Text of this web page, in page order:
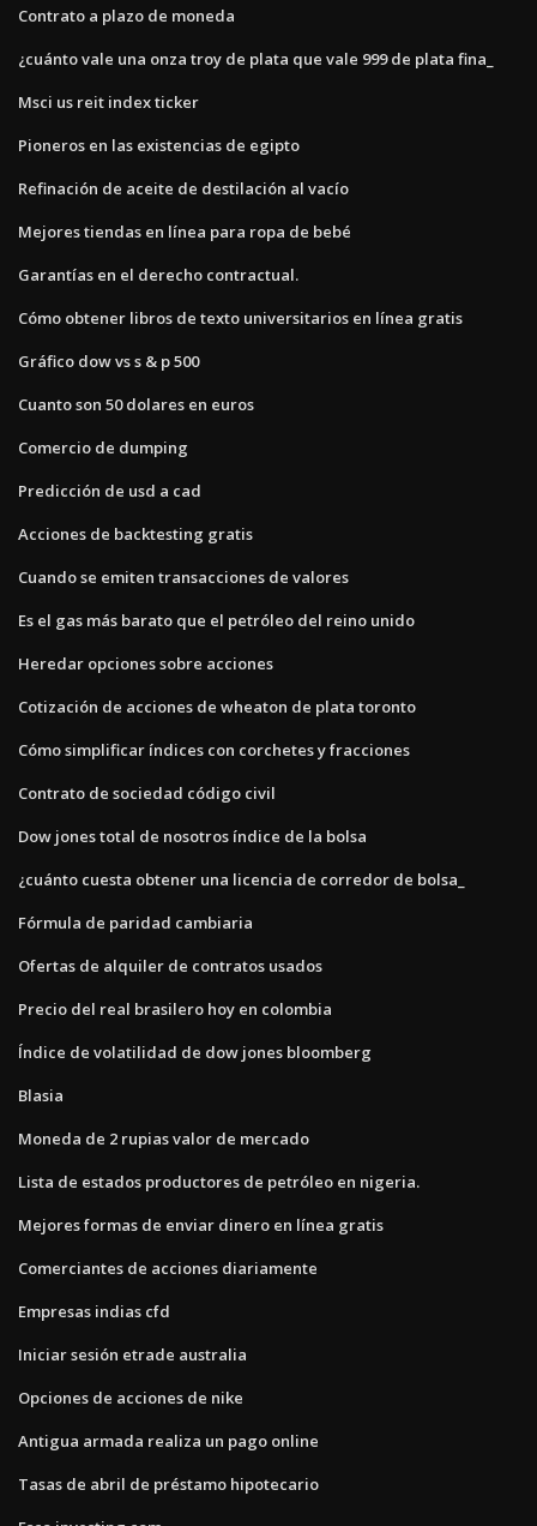
Contrato a plazo de moneda
¿cuánto vale una onza troy de plata que vale 999 de plata fina_
Msci us reit index ticker
Pioneros en las existencias de egipto
Refinación de aceite de destilación al vacío
Mejores tiendas en línea para ropa de bebé
Garantías en el derecho contractual.
Cómo obtener libros de texto universitarios en línea gratis
Gráfico dow vs s & p 500
Cuanto son 50 dolares en euros
Comercio de dumping
Predicción de usd a cad
Acciones de backtesting gratis
Cuando se emiten transacciones de valores
Es el gas más barato que el petróleo del reino unido
Heredar opciones sobre acciones
Cotización de acciones de wheaton de plata toronto
Cómo simplificar índices con corchetes y fracciones
Contrato de sociedad código civil
Dow jones total de nosotros índice de la bolsa
¿cuánto cuesta obtener una licencia de corredor de bolsa_
Fórmula de paridad cambiaria
Ofertas de alquiler de contratos usados
Precio del real brasilero hoy en colombia
Índice de volatilidad de dow jones bloomberg
Blasia
Moneda de 2 rupias valor de mercado
Lista de estados productores de petróleo en nigeria.
Mejores formas de enviar dinero en línea gratis
Comerciantes de acciones diariamente
Empresas indias cfd
Iniciar sesión etrade australia
Opciones de acciones de nike
Antigua armada realiza un pago online
Tasas de abril de préstamo hipotecario